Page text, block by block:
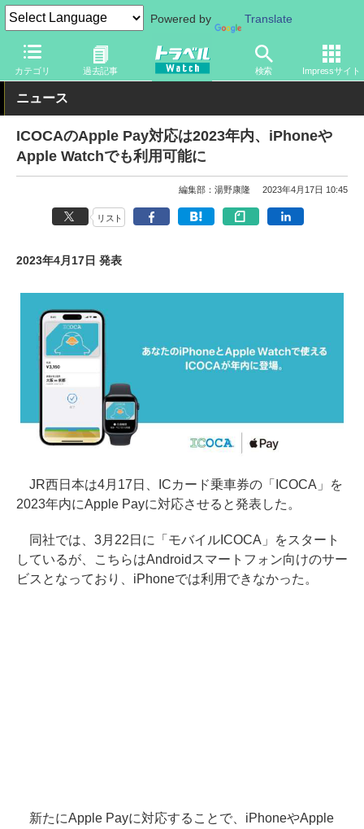
Powered by Translate
カテゴリ 過去記事 検索 Impressサイト
トラベル Watch 旅の情報 カード・電子マネー 交通系ICカード
ニュース
ICOCAのApple Pay対応は2023年内、iPhoneや
Apple Watchでも利用可能に
編集部：湯野康隆 2023年4月17日 10:45
リスト
2023年4月17日 発表
JR西日本は4月17日、ICカード乗車券の「ICOCA」を
2023年内にApple Payに対応させると発表した。
同社では、3月22日に「モバイルICOCA」をスタート
しているが、こちらはAndroidスマートフォン向けのサー
ビスとなっており、iPhoneでは利用できなかった。
新たにApple Payに対応することで、iPhoneやApple